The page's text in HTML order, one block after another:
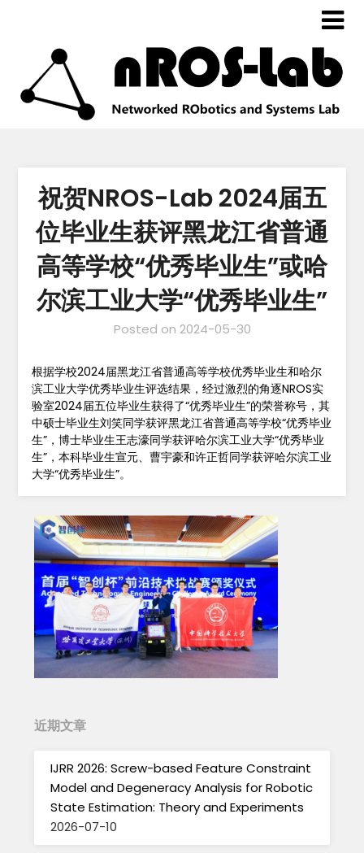
祝贺NROS-Lab 2024届五
位毕业生获评黑龙江省普通
高等学校“优秀毕业生”或哈
尔滨工业大学“优秀毕业生”
Posted on 2024-05-30
根据学校2024届黑龙江省普通高等学校优秀毕业生和哈尔
滨工业大学优秀毕业生评选结果，经过激烈的角逐NROS实
验室2024届五位毕业生获得了“优秀毕业生”的荣誉称号，其
中硕士毕业生刘笑同学获评黑龙江省普通高等学校“优秀毕业
生”，博士毕业生王志濠同学获评哈尔滨工业大学“优秀毕业
生”，本科毕业生宣元、曹宇豪和许正哲同学获评哈尔滨工业
大学“优秀毕业生”。
近期文章
IJRR 2026: Screw-based Feature Constraint
Model and Degeneracy Analysis for Robotic
State Estimation: Theory and Experiments
2026-07-10